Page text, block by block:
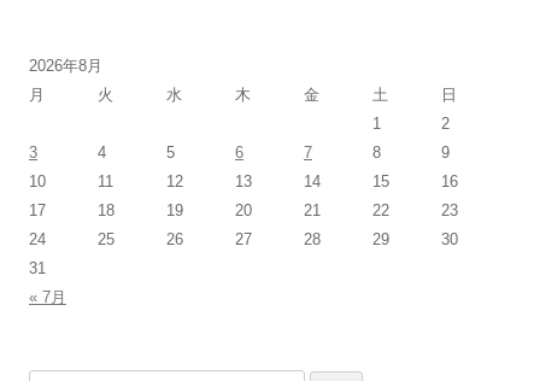
2026年8月
月
火 水 木 金 土 日
« 7月
1
2
3
4 5 6 7 8
9
10
11 12 13 14 15
16
17
18 19 20 21 22
23
24
25 26 27 28 29
30
31